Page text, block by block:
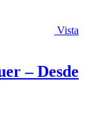
Vista
– Desde